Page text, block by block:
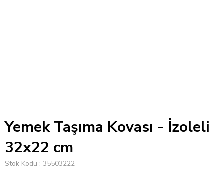
Yemek Taşıma Kovası - İzoleli
32x22 cm
Stok Kodu
35503222